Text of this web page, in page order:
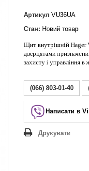
Lezard Deriy
Артикул VU36UA
Стан: Новий товар
Щит внутрішній Hager
дверцятами
захисту і управління в
(066) 803-01-40
Написати в
Друкувати